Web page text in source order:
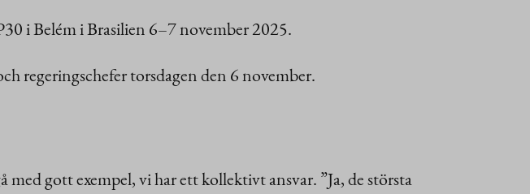
i Belém i Brasilien 6–7 november 2025.
regeringschefer torsdagen den 6 november.
gott exempel, vi har ett kollektivt ansvar. ”Ja, de största